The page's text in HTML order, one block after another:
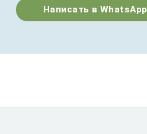
Написать в WhatsApp